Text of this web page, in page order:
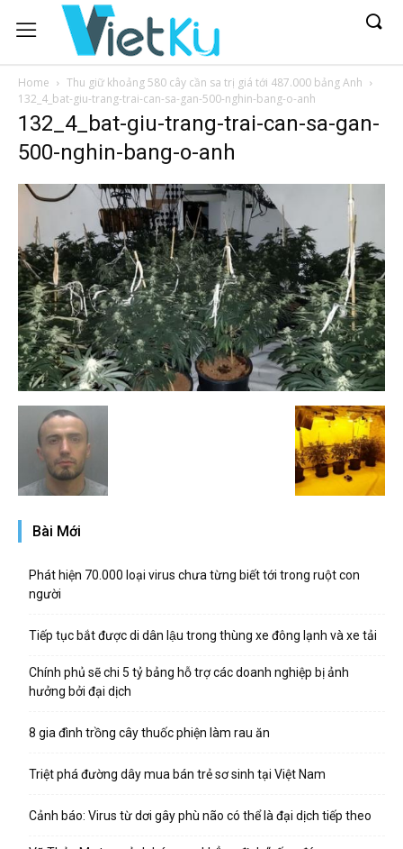
Home
Thu giữ khoảng 580 cây cần sa trị giá tới 487.000 bảng Anh
132_4_bat-giu-trang-trai-can-sa-gan-500-nghin-bang-o-anh
132_4_bat-giu-trang-trai-can-sa-gan-
500-nghin-bang-o-anh
Bài Mới
Phát hiện 70.000 loại virus chưa từng biết tới trong ruột con
người
Tiếp tục bắt được di dân lậu trong thùng xe đông lạnh và xe tải
Chính phủ sẽ chi 5 tỷ bảng hỗ trợ các doanh nghiệp bị ảnh
hưởng bởi đại dịch
8 gia đình trồng cây thuốc phiện làm rau ăn
Triệt phá đường dây mua bán trẻ sơ sinh tại Việt Nam
Cảnh báo: Virus từ dơi gây phù não có thể là đại dịch tiếp theo